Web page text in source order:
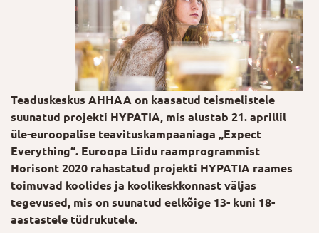
Teaduskeskus AHHAA on kaasatud teismelistele
suunatud projekti HYPATIA, mis alustab 21. aprillil
üle-euroopalise teavituskampaaniaga „Expect
Everything“. Euroopa Liidu raamprogrammist
Horisont 2020 rahastatud projekti HYPATIA raames
toimuvad koolides ja koolikeskkonnast väljas
tegevused, mis on suunatud eelkõige 13- kuni 18-
aastastele tüdrukutele.